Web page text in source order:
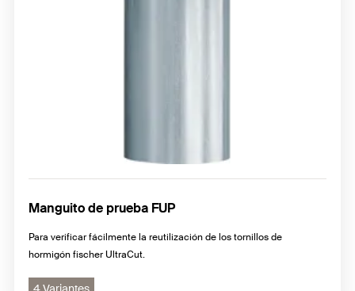
Manguito de prueba FUP
Para verificar fácilmente la reutilización de los tornillos de
hormigón fischer UltraCut.